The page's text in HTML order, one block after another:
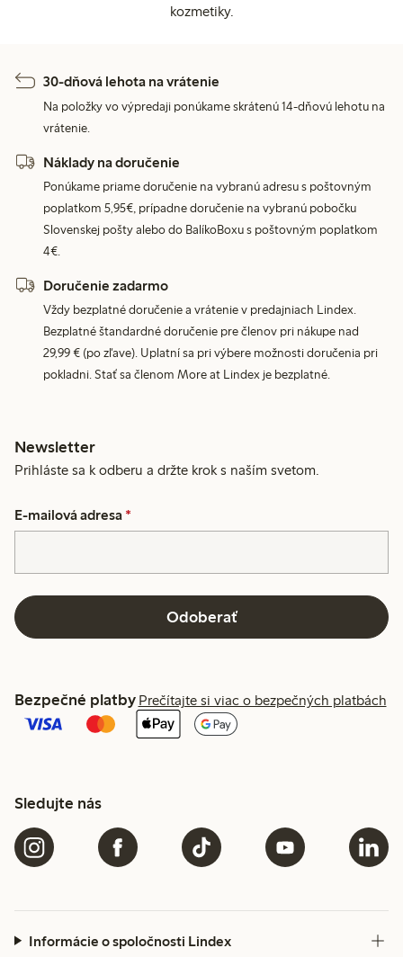
kozmetiky.
30-dňová lehota na vrátenie
Na položky vo výpredaji ponúkame skrátenú 14-dňovú lehotu na
vrátenie.
Náklady na doručenie
Ponúkame priame doručenie na vybranú adresu s poštovným
poplatkom 5,95€, prípadne doručenie na vybranú pobočku
Slovenskej pošty alebo do BalíkoBoxu s poštovným poplatkom
4€.
Doručenie zadarmo
Vždy bezplatné doručenie a vrátenie v predajniach Lindex.
Bezplatné štandardné doručenie pre členov pri nákupe nad
29,99 € (po zľave). Uplatní sa pri výbere možnosti doručenia pri
pokladni. Stať sa členom More at Lindex je bezplatné.
Newsletter
Prihláste sa k odberu a držte krok s naším svetom.
E-mailová adresa *
Odoberať
Bezpečné platby Prečítajte si viac o bezpečných platbách
Sledujte nás
Informácie o spoločnosti Lindex